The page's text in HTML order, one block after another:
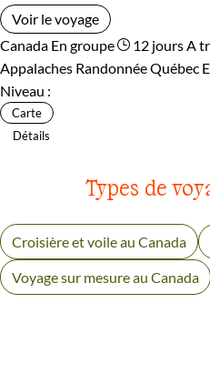
Voir le voyage
Canada En groupe 12 jours A
Appalaches Randonnée Québec
Niveau :
Carte
Détails
Types de
Croisière et voile au Canada
Voyage sur mesure au Canada